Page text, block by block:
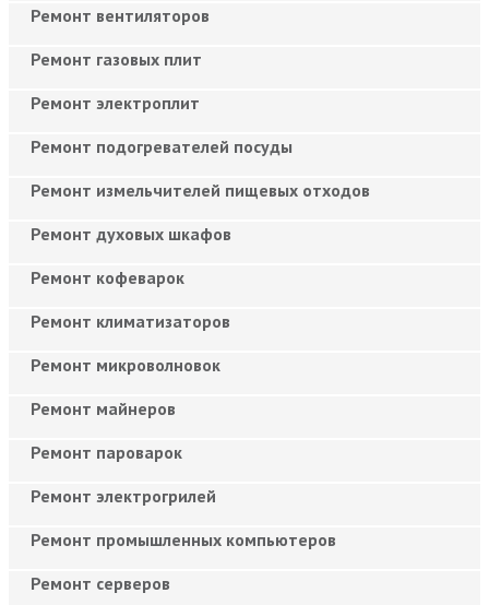
Ремонт вентиляторов
Ремонт газовых плит
Ремонт электроплит
Ремонт подогревателей посуды
Ремонт измельчителей пищевых отходов
Ремонт духовых шкафов
Ремонт кофеварок
Ремонт климатизаторов
Ремонт микроволновок
Ремонт майнеров
Ремонт пароварок
Ремонт электрогрилей
Ремонт промышленных компьютеров
Ремонт серверов